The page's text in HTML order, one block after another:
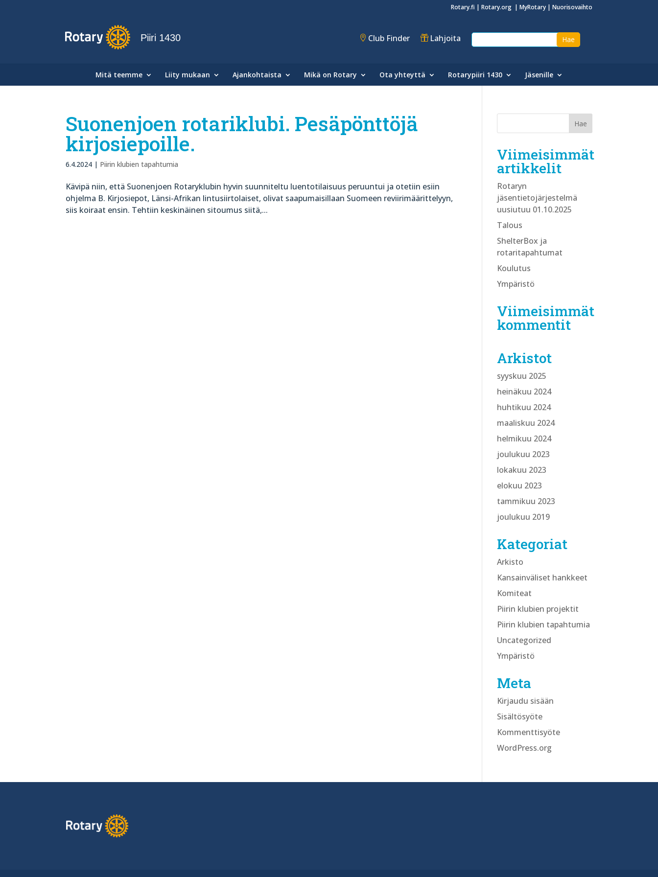
Rotary.fi | Rotary.org | MyRotary| Nuorisovaihto
Piiri 1430 Club Finder Lahjoita
Mitä teemme Liity mukaan Ajankohtaista Mikä on Rotary Ota yhteyttä Rotarypiiri 1430 Jäsenille
Suonenjoen rotariklubi. Pesäpönttöjä
kirjosiepoille.
6.4.2024 | Piirin klubien tapahtumia
Kävipä niin, että Suonenjoen Rotaryklubin hyvin suunniteltu luentotilaisuus peruuntui ja otetiin esiin
ohjelma B. Kirjosiepot, Länsi-Afrikan lintusiirtolaiset, olivat saapumaisillaan Suomeen reviirimäärittelyyn,
siis koiraat ensin. Tehtiin keskinäinen sitoumus siitä,...
Viimeisimmät
artikkelit
Rotaryn
jäsentietojärjestelmä
uusiutuu 01.10.2025
Talous
ShelterBox ja
rotaritapahtumat
Koulutus
Ympäristö
Viimeisimmät
kommentit
Arkistot
syyskuu 2025
heinäkuu 2024
huhtikuu 2024
maaliskuu 2024
helmikuu 2024
joulukuu 2023
lokakuu 2023
elokuu 2023
tammikuu 2023
joulukuu 2019
Kategoriat
Arkisto
Kansainväliset hankkeet
Komiteat
Piirin klubien projektit
Piirin klubien tapahtumia
Uncategorized
Ympäristö
Meta
Kirjaudu sisään
Sisältösyöte
Kommenttisyöte
WordPress.org